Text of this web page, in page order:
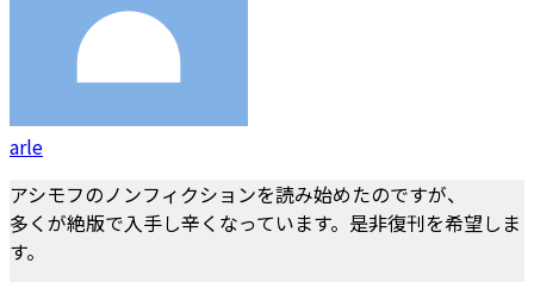
arle
アシモフのノンフィクションを読み始めたのですが、
多くが絶版で入手し辛くなっています。是非復刊を希望しま
す。